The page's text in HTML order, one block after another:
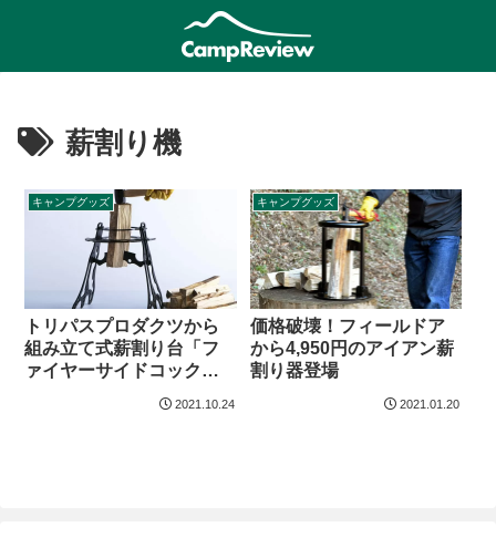
薪割り機
キャンプグッズ
トリパスプロダクツから
組み立て式薪割り台「フ
ァイヤーサイドコックピ
2021.10.24
キャンプグッズ
価格破壊！フィールドア
から4,950円のアイアン薪
割り器登場
2021.01.20